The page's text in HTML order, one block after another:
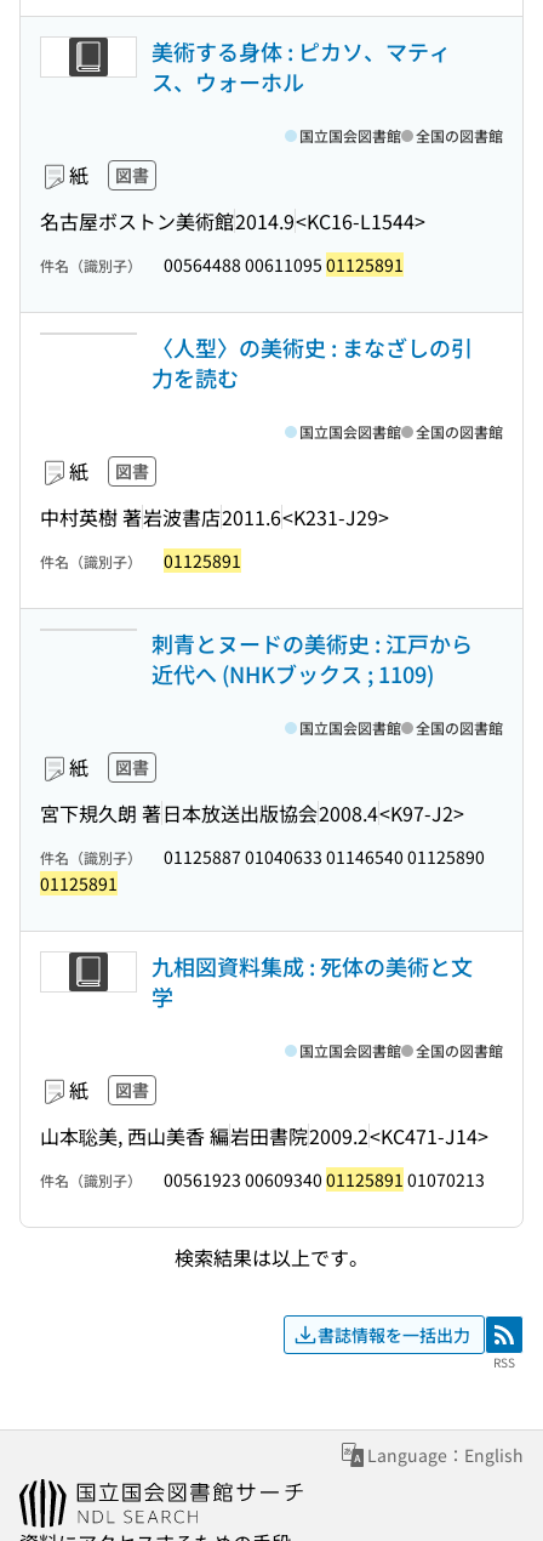
美術する身体 : ピカソ、マティ
ス、ウォーホル
紙 図書
名古屋ボストン美術館2014.9<KC16-L1544>
国立国会図書館 全国の図書館
件名（識別子） 00564488 00611095 01125891
〈人型〉の美術史 : まなざしの引
力を読む
紙 図書
中村英樹 著岩波書店2011.6<K231-J29>
国立国会図書館 全国の図書館
件名（識別子） 01125891
刺青とヌードの美術史 : 江戸から
近代へ (NHKブックス ; 1109)
紙 図書
宮下規久朗 著日本放送出版協会2008.4<K97-J2>
国立国会図書館 全国の図書館
件名（識別子）
01125887 01040633 01146540 01125890
01125891
九相図資料集成 : 死体の美術と文
学
紙 図書
山本聡美, 西山美香 編岩田書院2009.2<KC471-J14>
国立国会図書館 全国の図書館
件名（識別子） 00561923 00609340 01125891 01070213
検索結果は以上です。
書誌情報を一括出力 RSS
RSS
Language：English